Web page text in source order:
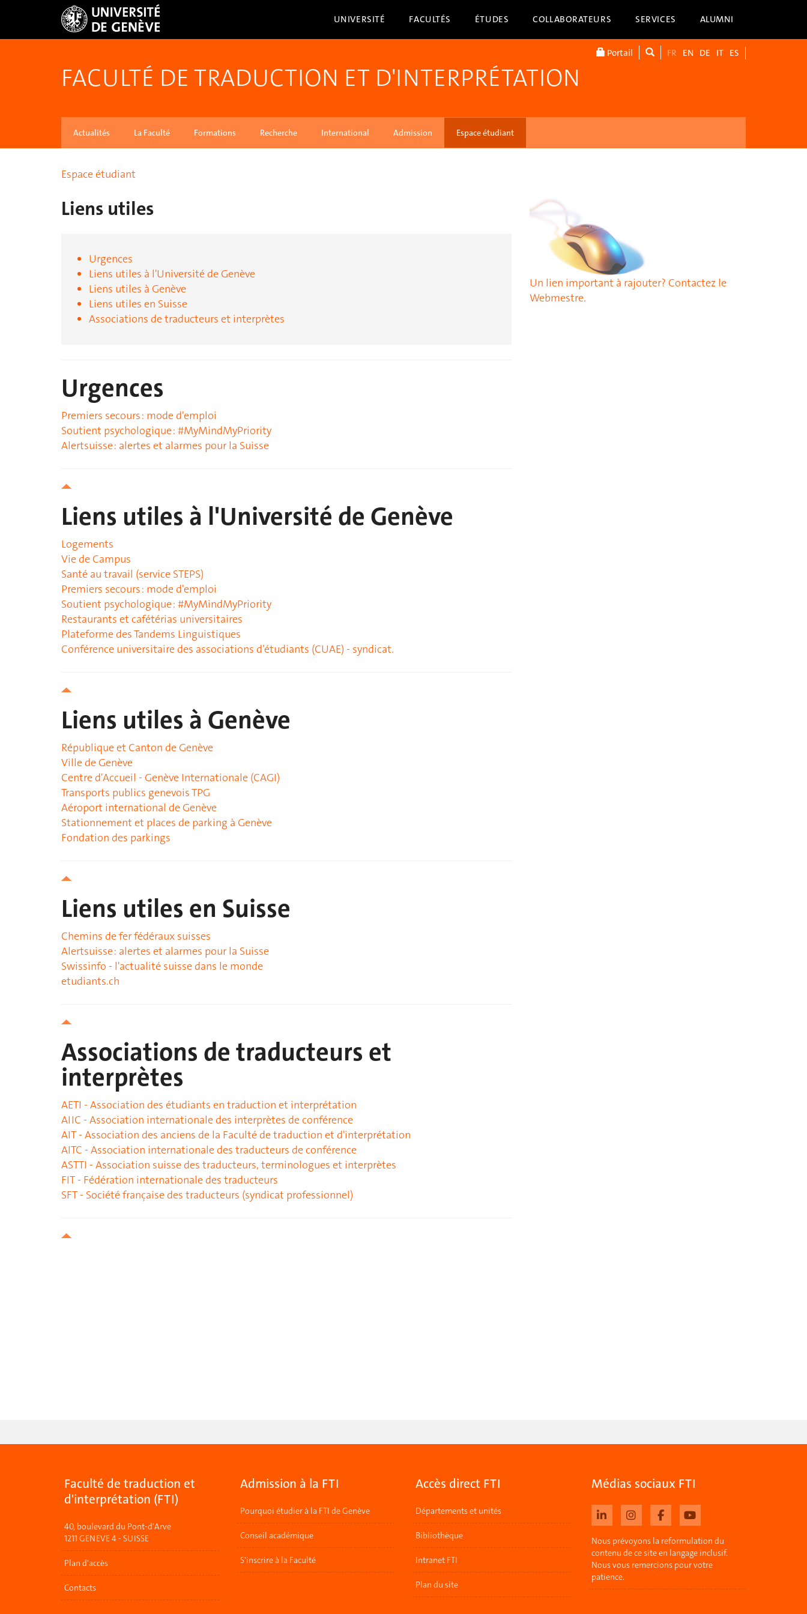
UNIVERSITÉ FACULTÉS ÉTUDES COLLABORATEURS SERVICES ALUMNI
Portail FR EN DE IT ES
FACULTÉ DE TRADUCTION ET D'INTERPRÉTATION
Actualités La Faculté Formations Recherche International Admission Espace étudiant
Espace étudiant
Liens utiles
Urgences
Liens utiles à l'Université de Genève
Liens utiles à Genève
Liens utiles en Suisse
Associations de traducteurs et interprètes
Urgences
Premiers secours : mode d'emploi
Soutient psychologique : #MyMindMyPriority
Alertsuisse : alertes et alarmes pour la Suisse
Liens utiles à l'Université de Genève
Logements
Vie de Campus
Santé au travail (service STEPS)
Premiers secours : mode d'emploi
Soutient psychologique : #MyMindMyPriority
Restaurants et cafétérias universitaires
Plateforme des Tandems Linguistiques
Conférence universitaire des associations d’étudiants (CUAE) - syndicat.
Liens utiles à Genève
République et Canton de Genève
Ville de Genève
Centre d'Accueil - Genève Internationale (CAGI)
Transports publics genevois TPG
Aéroport international de Genève
Stationnement et places de parking à Genève
Fondation des parkings
Liens utiles en Suisse
Chemins de fer fédéraux suisses
Alertsuisse : alertes et alarmes pour la Suisse
Swissinfo - l'actualité suisse dans le monde
etudiants.ch
Associations de traducteurs et
interprètes
AETI - Association des étudiants en traduction et interprétation
AIIC - Association internationale des interprètes de conférence
AIT - Association des anciens de la Faculté de traduction et d'interprétation
AITC - Association internationale des traducteurs de conférence
ASTTI - Association suisse des traducteurs, terminologues et interprètes
FIT - Fédération internationale des traducteurs
SFT - Société française des traducteurs (syndicat professionnel)
Un lien important à rajouter? Contactez le
Webmestre.
Faculté de traduction et
d'interprétation (FTI)
40, boulevard du Pont-d'Arve
1211 GENEVE 4 - SUISSE
Plan d'accès
Contacts
Admission à la FTI
Pourquoi étudier à la FTI de Genève
Conseil académique
S'inscrire à la Faculté
Accès direct FTI
Départements et unités
Bibliothèque
Intranet FTI
Plan du site
Médias sociaux FTI
Nous prévoyons la reformulation du
contenu de ce site en langage inclusif.
Nous vous remercions pour votre
patience.